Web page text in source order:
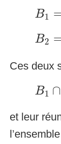
B1
B
B2
B
Ces deux
B1 ∩
B 1∩
et leur